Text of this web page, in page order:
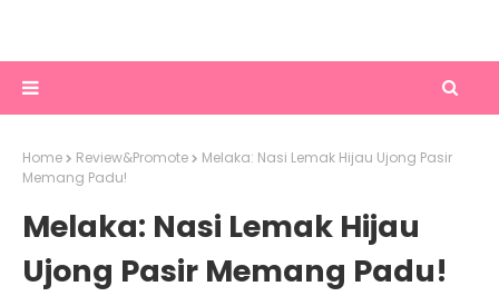
Home Review&Promote
Melaka: Nasi Lemak Hijau Ujong Pasir
Memang Padu!
Melaka: Nasi Lemak Hijau
Ujong Pasir Memang Padu!